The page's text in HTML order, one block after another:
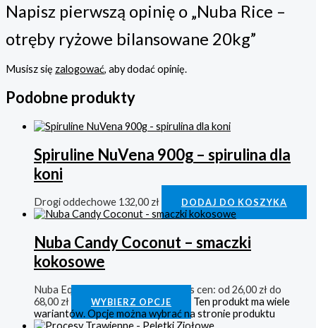
Napisz pierwszą opinię o „Nuba Rice –
otręby ryżowe bilansowane 20kg”
Musisz się zalogować, aby dodać opinię.
Podobne produkty
Spiruline NuVena 900g – spirulina dla
koni
Drogi oddechowe 132,00 zł DODAJ DO KOSZYKA
Nuba Candy Coconut – smaczki
kokosowe
Nuba Equi
Zakres cen: od 26,00 zł do
68,00 zł
WYBIERZ OPCJE
Ten produkt ma wiele
wariantów. Opcje można wybrać na stronie produktu